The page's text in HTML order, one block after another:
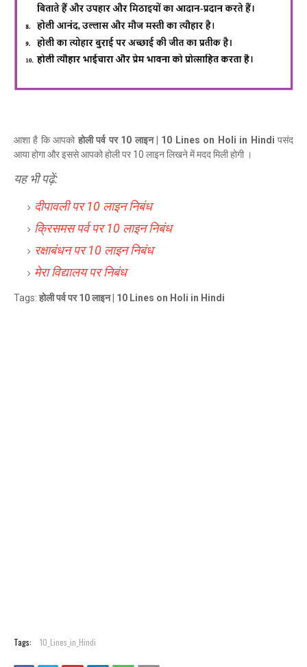
आशा है कि आपको होली पर्व पर 10 लाइन | 10 Lines on Holi in Hindi पसंद
आया होगा और इससे आपको होली पर 10 लाइन लिखने में मदद मिली होगी ।
यह भी पढ़ें:
दीपावली पर 10 लाइन निबंध
क्रिसमस पर्व पर 10 लाइन निबंध
रक्षाबंधन पर 10 लाइन निबंध
मेरा विद्यालय पर निबंध
Tags: होली पर्व पर 10 लाइन | 10 Lines on Holi in Hindi
Tags: 10_Lines_in_Hindi